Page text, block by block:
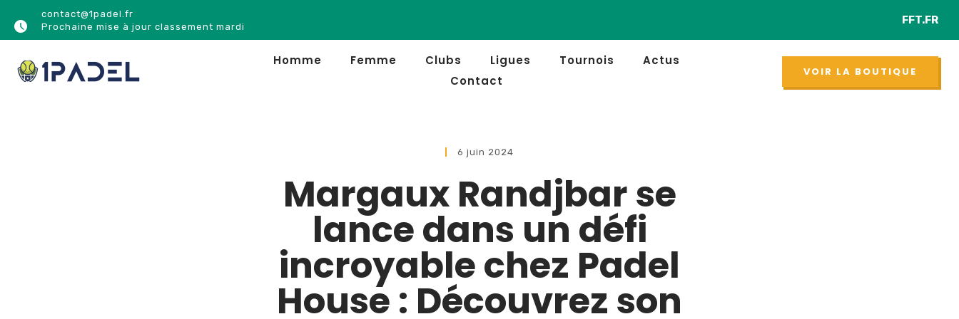
contact@1padel.fr
Prochaine mise à jour classement mardi
RetrouverFFT.FR
Homme Femme Clubs Ligues Tournois
Actus
Contact
VOIR LA BOUTIQUE
6 juin 2024
Margaux Randjbar se
lance dans un défi
incroyable chez Padel
House : Découvrez son